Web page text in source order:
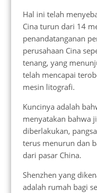
Hal ini telah
Cina turun dari 14
penandatanganan
perusahaan Cina
tenang, yang
telah mencapai
mesin litografi.
Kuncinya adalah
menyatakan bahwa
diberlakukan,
terus menurun dan
dari pasar China.
Shenzhen yang
adalah rumah bagi